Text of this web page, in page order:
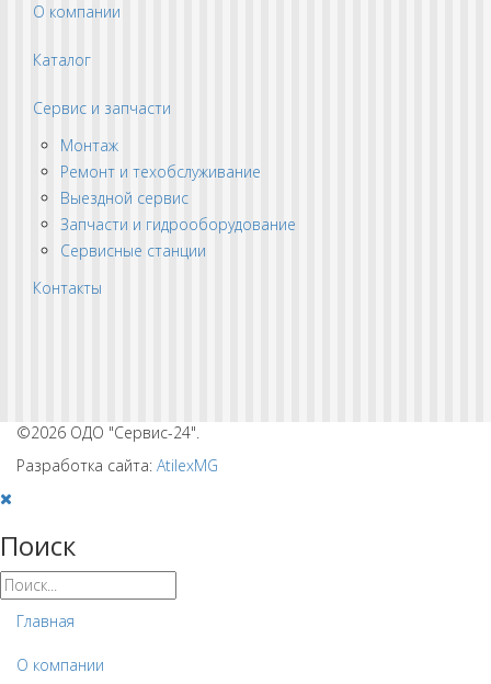
О компании
Каталог
Сервис и запчасти
Монтаж
Ремонт и техобслуживание
Выездной сервис
Запчасти и гидрооборудование
Сервисные станции
Контакты
©2026 ОДО "Сервис-24".
Разработка сайта: AtilexMG
Поиск
Главная
О компании